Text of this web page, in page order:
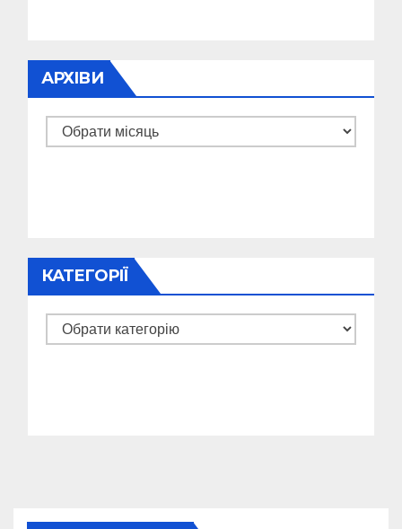
АРХІВИ
Архіви
КАТЕГОРІЇ
Категорії